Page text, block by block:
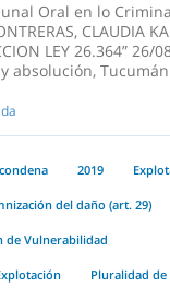
Oral en lo
CLAUDIA
LEY 26.364” 26/
absolución, Tucumán
condena 2019
del daño (art. 29)
de Vulnerabilidad
Pluralidad